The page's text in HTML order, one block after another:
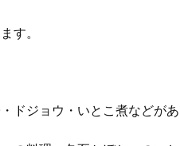
す。
ドジョウ・いとこ煮などがあ